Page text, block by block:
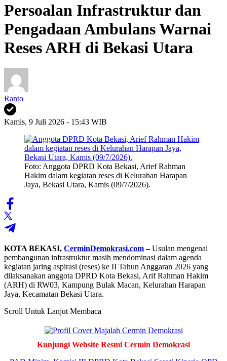
Persoalan Infrastruktur dan
Pengadaan Ambulans Warnai
Reses ARH di Bekasi Utara
Ranto
Kamis, 9 Juli 2026 - 15:43 WIB
Foto: Anggota DPRD Kota Bekasi, Arief Rahman
Hakim dalam kegiatan reses di Kelurahan Harapan
Jaya, Bekasi Utara, Kamis (09/7/2026).
KOTA BEKASI, CerminDemokrasi.com–Usulan mengenai
pembangunan infrastruktur masih mendominasi dalam agenda
kegiatan jaring aspirasi (reses) ke II Tahun Anggaran 2026 yang
dilaksanakan anggota DPRD Kota Bekasi, Arif Rahman Hakim
(ARH) di RW03, Kampung Bulak Macan, Kelurahan Harapan
Jaya, Kecamatan Bekasi Utara.
Scroll Untuk Lanjut Membaca
Kunjungi Website Resmi Cermin Demokrasi